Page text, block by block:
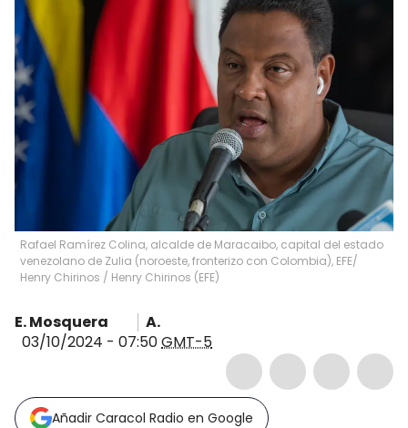
Rafael Ramírez Colina, alcalde de Maracaibo, capital del estado
venezolano de Zulia (noroeste, fronterizo con Colombia), EFE/
Henry Chirinos / Henry Chirinos (EFE)
E. Mosquera
A.
03/10/2024 - 07:50GMT-5
Añadir Caracol Radio en Google